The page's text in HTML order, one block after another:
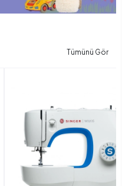
Tümünü Gör